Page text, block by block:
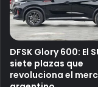
DFSK Glory 600: El
siete plazas que
revoluciona el